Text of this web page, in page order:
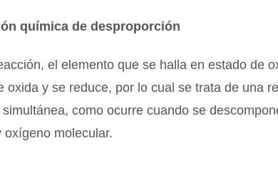
química de desproporción
el elemento que se halla en estado de
oxida y se reduce, por lo cual se trata de una
como ocurre cuando se
oxígeno molecular.